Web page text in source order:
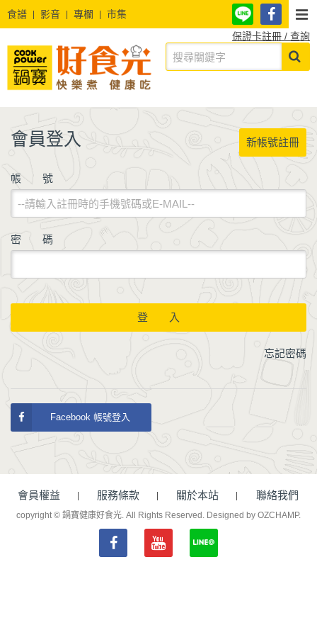
食譜 影音 專欄
市集
保證卡註冊 / 查詢
會員登入 新帳號註冊
帳 號
密 碼
登 入
忘記密碼
Facebook 帳號登入
會員權益 服務條款 關於本站 聯絡我們
copyright © 鍋寶健康好食光. All Rights Reserved. Designed by OZCHAMP.